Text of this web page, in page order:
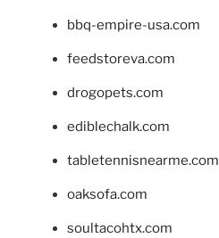
bbq-empire-usa.com
feedstoreva.com
drogopets.com
ediblechalk.com
tabletennisnearme.com
oaksofa.com
soultacohtx.com